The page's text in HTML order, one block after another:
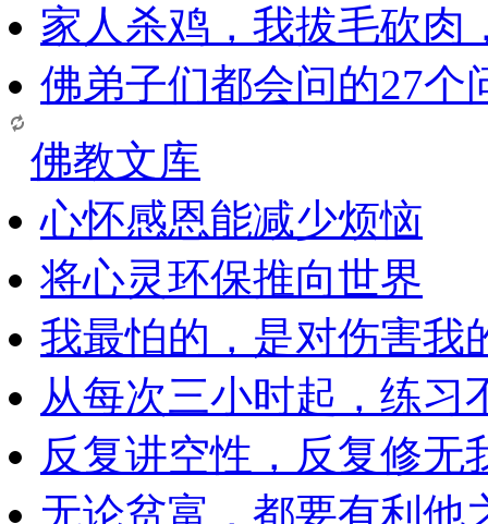
家人杀鸡，我拔毛砍肉
佛弟子们都会问的27个
佛教文库
心怀感恩能减少烦恼
将心灵环保推向世界
我最怕的，是对伤害我
从每次三小时起，练习
反复讲空性，反复修无
无论贫富，都要有利他